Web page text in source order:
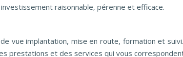
raisonnable, pérenne et efficace.
vue implantation, mise en route, formation et
prestations et des services qui vous